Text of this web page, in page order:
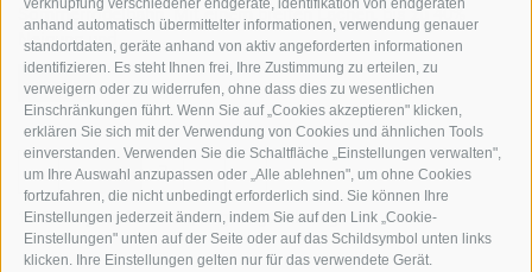
verknüpfung verschiedener endgeräte, identifikation von endgeräten
anhand automatisch übermittelter informationen, verwendung genauer
standortdaten, geräte anhand von aktiv angeforderten informationen
identifizieren. Es steht Ihnen frei, Ihre Zustimmung zu erteilen, zu
verweigern oder zu widerrufen, ohne dass dies zu wesentlichen
Einschränkungen führt. Wenn Sie auf „Cookies akzeptieren" klicken,
erklären Sie sich mit der Verwendung von Cookies und ähnlichen Tools
einverstanden. Verwenden Sie die Schaltfläche „Einstellungen verwalten",
um Ihre Auswahl anzupassen oder „Alle ablehnen", um ohne Cookies
fortzufahren, die nicht unbedingt erforderlich sind. Sie können Ihre
Einstellungen jederzeit ändern, indem Sie auf den Link „Cookie-
Einstellungen" unten auf der Seite oder auf das Schildsymbol unten links
klicken. Ihre Einstellungen gelten nur für das verwendete Gerät.
Sommerrodelbahn. Mit einem breiten Lachen, bis zu 40%
Neigung und ...
weiter
« ‹ 1 2 › »
11 Einträge auf 2 Seiten, Angezeigte Einträge 1-8